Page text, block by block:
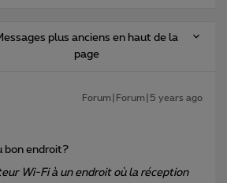
plus anciens en haut de la
page
Forum|Forum|5 years ago
bon endroit?
Wi-Fi à un endroit où la réception